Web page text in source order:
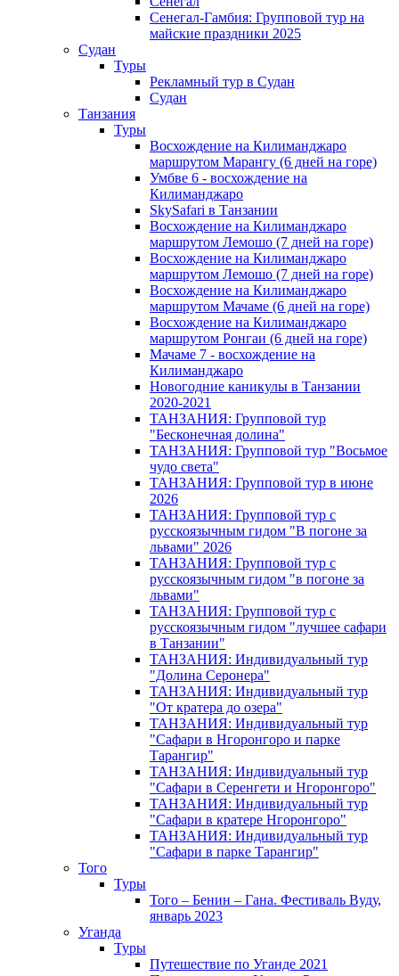
Сенегал-Гамбия: Групповой тур на
майские праздники 2025
Судан
Туры
Рекламный тур в Cудан
Cудан
Танзания
Туры
Восхождение на Килиманджаро
маршрутом Марангу (6 дней на горе)
Умбве 6 - восхождение на
Килиманджаро
SkySafari в Танзании
Восхождение на Килиманджаро
маршрутом Лемошо (7 дней на горе)
Восхождение на Килиманджаро
маршрутом Лемошо (7 дней на горе)
Восхождение на Килиманджаро
маршрутом Мачаме (6 дней на горе)
Восхождение на Килиманджаро
маршрутом Ронгаи (6 дней на горе)
Мачаме 7 - восхождение на
Килиманджаро
Новогодние каникулы в Танзании
2020-2021
ТАНЗАНИЯ: Групповой тур
"Бесконечная долина"
ТАНЗАНИЯ: Групповой тур "Восьмое
чудо света"
ТАНЗАНИЯ: Групповой тур в июне
2026
ТАНЗАНИЯ: Групповой тур с
русскоязычным гидом "В погоне за
львами" 2026
ТАНЗАНИЯ: Групповой тур с
русскоязычным гидом "в погоне за
львами"
ТАНЗАНИЯ: Групповой тур с
русскоязычным гидом "лучшее сафари
в Танзании"
ТАНЗАНИЯ: Индивидуальный тур
"Долина Серонера"
ТАНЗАНИЯ: Индивидуальный тур
"От кратера до озера"
ТАНЗАНИЯ: Индивидуальный тур
"Сафари в Нгоронгоро и парке
Тарангир"
ТАНЗАНИЯ: Индивидуальный тур
"Сафари в Серенгети и Нгоронгоро"
ТАНЗАНИЯ: Индивидуальный тур
"Сафари в кратере Нгоронгоро"
ТАНЗАНИЯ: Индивидуальный тур
"Сафари в парке Тарангир"
Того
Туры
Того – Бенин – Гана. Фестиваль Вуду,
январь 2023
Уганда
Туры
Путешествие по Уганде 2021